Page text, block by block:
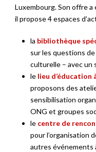
Luxembourg. Son offre a
il propose 4 espaces
la bibliothèque
sur les questions
culturelle – avec
le lieu d’éducation
proposons des
sensibilisation
ONG et groupes
le centre de
pour l’organisation
autres événements